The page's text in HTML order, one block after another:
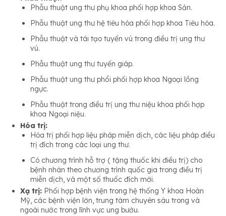
Phẫu thuật ung thư phụ khoa phối hợp khoa Sản.
Phẫu thuật ung thư hệ tiêu hóa phối hợp khoa Tiêu hóa.
Phẫu thuật và tái tạo tuyến vú trong điều trị ung thư
vú.
Phẫu thuật ung thư tuyến giáp.
Phẫu thuật ung thư phổi phối hợp khoa Ngoại lồng
ngực.
Phẫu thuật trong điều trị ung thư niệu khoa phối hợp
khoa Ngoại niệu.
Hóa trị:
Hóa trị phối hợp liệu pháp miễn dịch, các liệu pháp điều
trị đích trong các loại ung thư.
Có chương trình hỗ trợ ( tặng thuốc khi điều trị) cho
bệnh nhân theo chương trình quốc gia trong điều trị
miễn dịch, và một số thuốc đích mới.
Xạ trị: Phối hợp bệnh viện trong hệ thống Y khoa Hoàn
Mỹ, các bệnh viện lớn, trung tâm chuyên sâu trong và
ngoài nước trong lĩnh vực ung bướu.